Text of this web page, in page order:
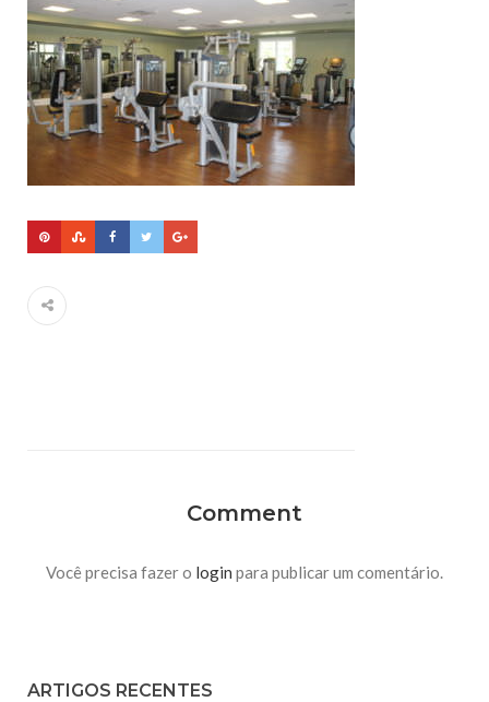
Comment
Você precisa fazer o login para publicar um comentário.
ARTIGOS RECENTES